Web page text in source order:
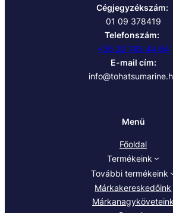
Cégjegyzékszám:
01 09 378419
Telefonszám:
+36 20 745 44 64
E-mail cím:
Menü
Főoldal
Termékeink
További termékeink
Márkakereskedőink
Márkanagyköveteink